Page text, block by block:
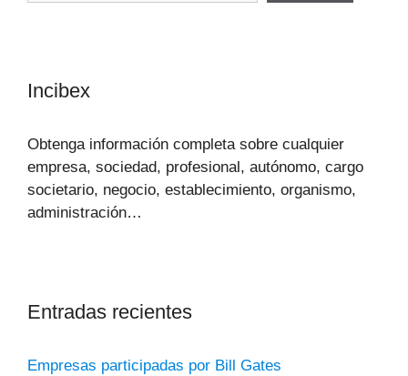
Incibex
Obtenga información completa sobre cualquier
empresa, sociedad, profesional, autónomo, cargo
societario, negocio, establecimiento, organismo,
administración…
Entradas recientes
Empresas participadas por Bill Gates